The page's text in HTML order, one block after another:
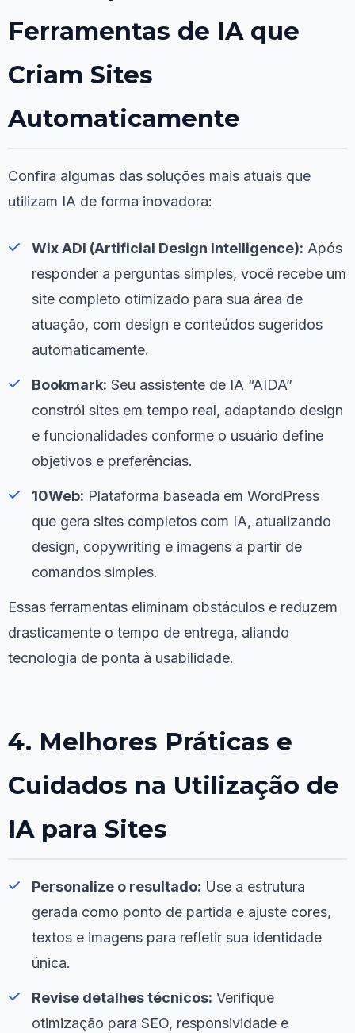
Ferramentas de IA que
Criam Sites
Automaticamente
Confira algumas das soluções mais atuais que
utilizam IA de forma inovadora:
Wix ADI (Artificial Design Intelligence): Após
responder a perguntas simples, você recebe um
site completo otimizado para sua área de
atuação, com design e conteúdos sugeridos
automaticamente.
Bookmark: Seu assistente de IA “AIDA”
constrói sites em tempo real, adaptando design
e funcionalidades conforme o usuário define
objetivos e preferências.
10Web: Plataforma baseada em WordPress
que gera sites completos com IA, atualizando
design, copywriting e imagens a partir de
comandos simples.
Essas ferramentas eliminam obstáculos e reduzem
drasticamente o tempo de entrega, aliando
tecnologia de ponta à usabilidade.
4. Melhores Práticas e
Cuidados na Utilização de
IA para Sites
Personalize o resultado: Use a estrutura
gerada como ponto de partida e ajuste cores,
textos e imagens para refletir sua identidade
única.
Revise detalhes técnicos: Verifique
otimização para SEO, responsividade e